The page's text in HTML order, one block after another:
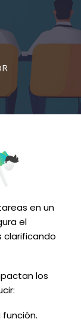
en un
el
clarificando
los